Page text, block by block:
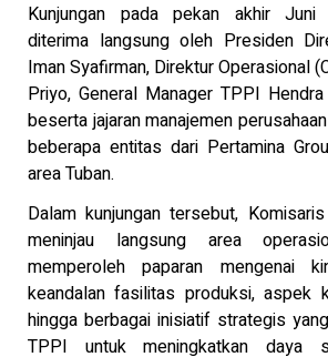
Kunjungan pada pekan akhir
diterima langsung oleh Presiden
Iman Syafirman, Direktur Operasional
Priyo, General Manager TPPI Hendra
beserta jajaran manajemen
beberapa entitas dari Pertamina
area Tuban.
Dalam kunjungan tersebut,
meninjau langsung area
memperoleh paparan mengenai
keandalan fasilitas produksi, aspek
hingga berbagai inisiatif strategis
TPPI untuk meningkatkan daya